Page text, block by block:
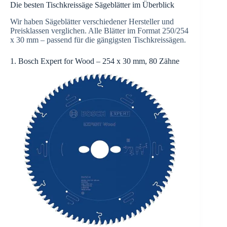
Die besten Tischkreissäge Sägeblätter im Überblick
Wir haben Sägeblätter verschiedener Hersteller und
Preisklassen verglichen. Alle Blätter im Format 250/254
x 30 mm – passend für die gängigsten Tischkreissägen.
1. Bosch Expert for Wood – 254 x 30 mm, 80 Zähne